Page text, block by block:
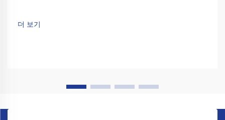
더 보기